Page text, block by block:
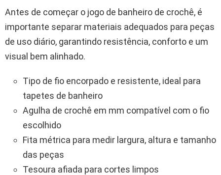
Antes de começar o jogo de banheiro de crochê, é
importante separar materiais adequados para peças
de uso diário, garantindo resistência, conforto e um
visual bem alinhado.
Tipo de fio encorpado e resistente, ideal para
tapetes de banheiro
Agulha de crochê em mm compatível com o fio
escolhido
Fita métrica para medir largura, altura e tamanho
das peças
Tesoura afiada para cortes limpos